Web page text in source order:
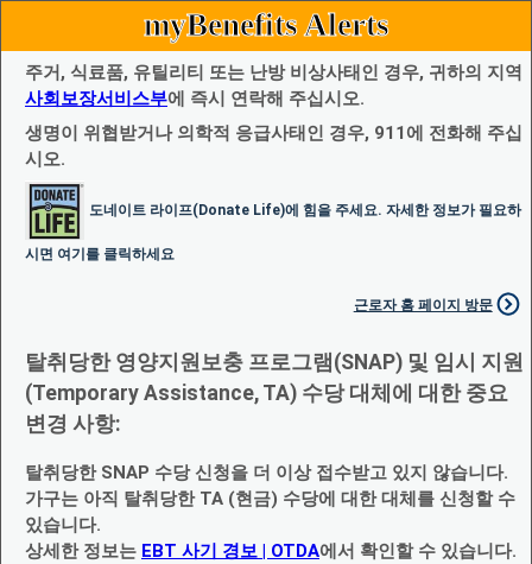
myBenefits Alerts
주거, 식료품, 유틸리티 또는 난방 비상사태인 경우, 귀하의 지역
사회보장서비스부에 즉시 연락해 주십시오.
생명이 위협받거나 의학적 응급사태인 경우, 911에 전화해 주십
시오.
도네이트 라이프(Donate Life)에 힘을 주세요. 자세한 정보가 필요하
시면 여기를 클릭하세요
근로자 홈 페이지 방문
탈취당한 영양지원보충 프로그램(SNAP) 및 임시 지원
(Temporary Assistance, TA) 수당 대체에 대한 중요
변경 사항:
탈취당한 SNAP 수당 신청을 더 이상 접수받고 있지 않습니다.
가구는 아직 탈취당한 TA (현금) 수당에 대한 대체를 신청할 수
있습니다.
상세한 정보는 EBT 사기 경보 | OTDA에서 확인할 수 있습니다.